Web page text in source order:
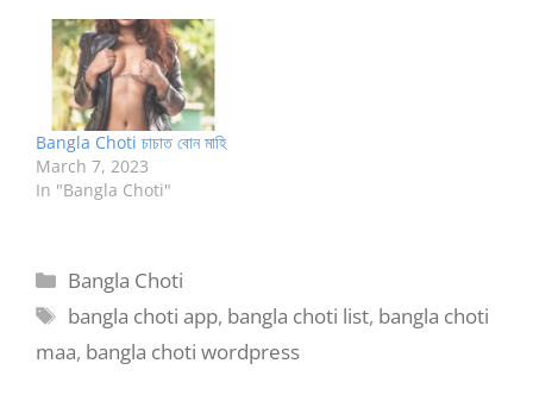
Bangla Choti চাচাত বোন মাহি
March 7, 2023
In "Bangla Choti"
Categories
Bangla Choti
Tags
bangla choti app, bangla choti list, bangla choti
maa, bangla choti wordpress